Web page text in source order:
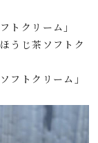
トクリーム」
うじ茶ソフトク
フトクリーム」